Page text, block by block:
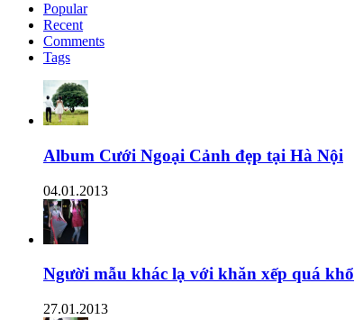
Popular
Recent
Comments
Tags
Album Cưới Ngoại Cảnh đẹp tại Hà Nội
04.01.2013
Người mẫu khác lạ với khăn xếp quá khổ
27.01.2013